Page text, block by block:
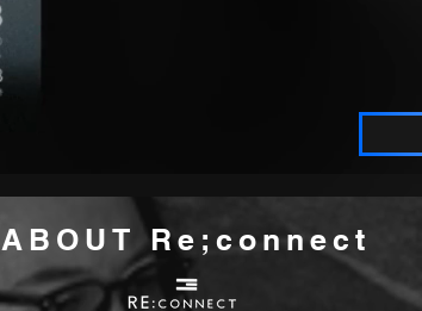
ABOUT Re;connect